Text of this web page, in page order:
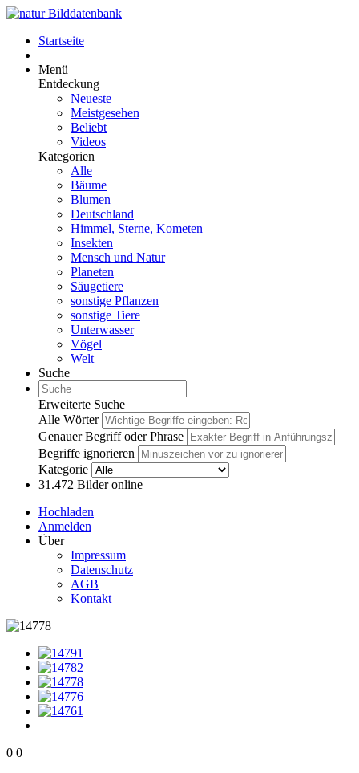
Startseite
Menü
Entdeckung
Neueste
Meistgesehen
Beliebt
Videos
Kategorien
Alle
Bäume
Blumen
Deutschland
Himmel, Sterne, Kometen
Insekten
Mensch und Natur
Planeten
Säugetiere
sonstige Pflanzen
sonstige Tiere
Unterwasser
Vögel
Welt
Suche
Erweiterte Suche
Alle Wörter
Genauer Begriff oder Phrase
Begriffe ignorieren
Kategorie
31.472 Bilder online
Hochladen
Anmelden
Über
Impressum
Datenschutz
AGB
Kontakt
0 0